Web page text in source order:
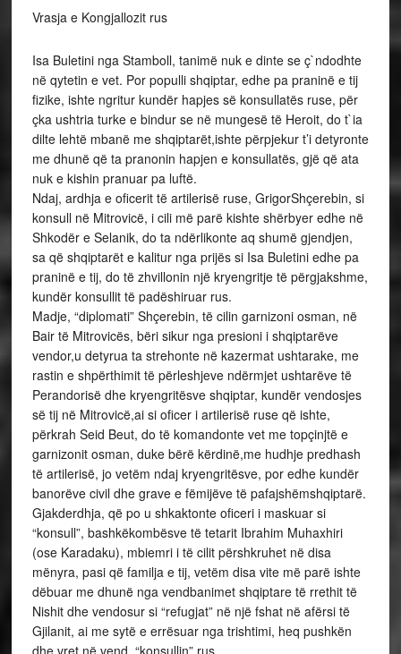
Vrasja e Kongjallozit rus
Isa Buletini nga Stamboll, tanimë nuk e dinte se ç`ndodhte
në qytetin e vet. Por populli shqiptar, edhe pa praninë e tij
fizike, ishte ngritur kundër hapjes së konsullatës ruse, për
çka ushtria turke e bindur se në mungesë të Heroit, do t`ia
dilte lehtë mbanë me shqiptarët,ishte përpjekur t’i detyronte
me dhunë që ta pranonin hapjen e konsullatës, gjë që ata
nuk e kishin pranuar pa luftë.
Ndaj, ardhja e oficerit të artilerisë ruse, GrigorShçerebin, si
konsull në Mitrovicë, i cili më parë kishte shërbyer edhe në
Shkodër e Selanik, do ta ndërlikonte aq shumë gjendjen,
sa që shqiptarët e kalitur nga prijës si Isa Buletini edhe pa
praninë e tij, do të zhvillonin një kryengritje të përgjakshme,
kundër konsullit të padëshiruar rus.
Madje, “diplomati” Shçerebin, të cilin garnizoni osman, në
Bair të Mitrovicës, bëri sikur nga presioni i shqiptarëve
vendor,u detyrua ta strehonte në kazermat ushtarake, me
rastin e shpërthimit të përleshjeve ndërmjet ushtarëve të
Perandorisë dhe kryengritësve shqiptar, kundër vendosjes
së tij në Mitrovicë,ai si oficer i artilerisë ruse që ishte,
përkrah Seid Beut, do të komandonte vet me topçinjtë e
garnizonit osman, duke bërë kërdinë,me hudhje predhash
të artilerisë, jo vetëm ndaj kryengritësve, por edhe kundër
banorëve civil dhe grave e fëmijëve të pafajshëmshqiptarë.
Gjakderdhja, që po u shkaktonte oficeri i maskuar si
“konsull”, bashkëkombësve të tetarit Ibrahim Muhaxhiri
(ose Karadaku), mbiemri i të cilit përshkruhet në disa
mënyra, pasi që familja e tij, vetëm disa vite më parë ishte
dëbuar me dhunë nga vendbanimet shqiptare të rrethit të
Nishit dhe vendosur si “refugjat” në një fshat në afërsi të
Gjilanit, ai me sytë e errësuar nga trishtimi, heq pushkën
dhe vret në vend, “konsullin” rus.